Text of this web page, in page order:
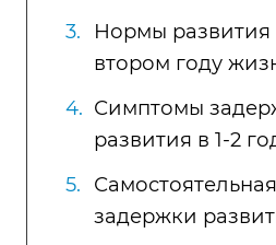
Нормы развития
втором году
Симптомы
развития в 1-2
задержки